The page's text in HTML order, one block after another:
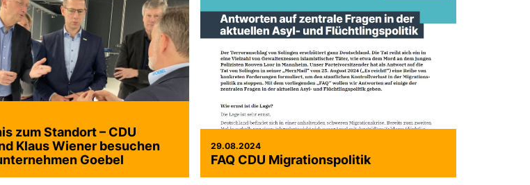
zum Standort – CDU
Klaus Wiener besuchen
Goebel
29.08.2024
FAQ CDU Migrationspolitik